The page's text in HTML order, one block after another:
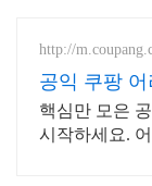
http://
공익 쿠팡
핵심만 모은
시작하세요.